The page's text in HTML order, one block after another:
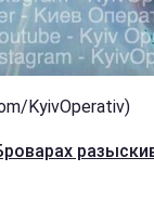
KyivOperativ)